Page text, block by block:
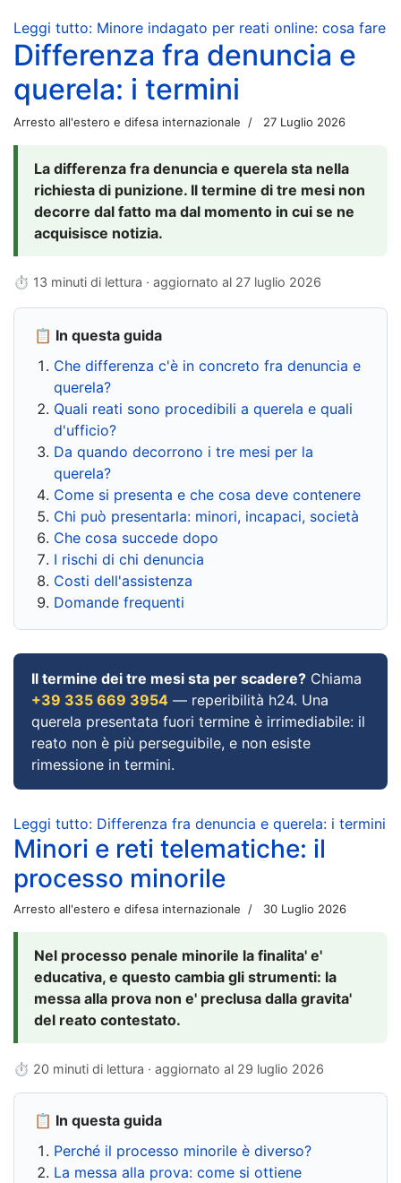
Leggi tutto: Minore indagato per reati online: cosa fare
Differenza fra denuncia e
querela: i termini
Arresto all'estero e difesa internazionale 27 Luglio 2026
La differenza fra denuncia e querela sta nella
richiesta di punizione. Il termine di tre mesi non
decorre dal fatto ma dal momento in cui se ne
acquisisce notizia.
⏱ 13 minuti di lettura · aggiornato al 27 luglio 2026
📋 In questa guida
Che differenza c'è in concreto fra denuncia e
querela?
Quali reati sono procedibili a querela e quali
d'ufficio?
Da quando decorrono i tre mesi per la
querela?
Come si presenta e che cosa deve contenere
Chi può presentarla: minori, incapaci, società
Che cosa succede dopo
I rischi di chi denuncia
Costi dell'assistenza
Domande frequenti
Il termine dei tre mesi sta per scadere? Chiama
+39 335 669 3954 — reperibilità h24. Una
querela presentata fuori termine è irrimediabile: il
reato non è più perseguibile, e non esiste
rimessione in termini.
Leggi tutto: Differenza fra denuncia e querela: i termini
Minori e reti telematiche: il
processo minorile
Arresto all'estero e difesa internazionale 30 Luglio 2026
Nel processo penale minorile la finalita' e'
educativa, e questo cambia gli strumenti: la
messa alla prova non e' preclusa dalla gravita'
del reato contestato.
⏱ 20 minuti di lettura · aggiornato al 29 luglio 2026
📋 In questa guida
Perché il processo minorile è diverso?
La messa alla prova: come si ottiene